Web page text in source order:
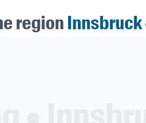
regionInnsbruck